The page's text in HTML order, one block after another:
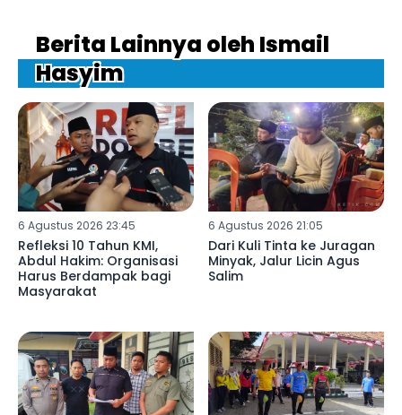
Berita Lainnya oleh Ismail
Hasyim
6 Agustus 2026 23:45
Refleksi 10 Tahun KMI,
Abdul Hakim: Organisasi
Harus Berdampak bagi
Masyarakat
6 Agustus 2026 21:05
Dari Kuli Tinta ke Juragan
Minyak, Jalur Licin Agus
Salim